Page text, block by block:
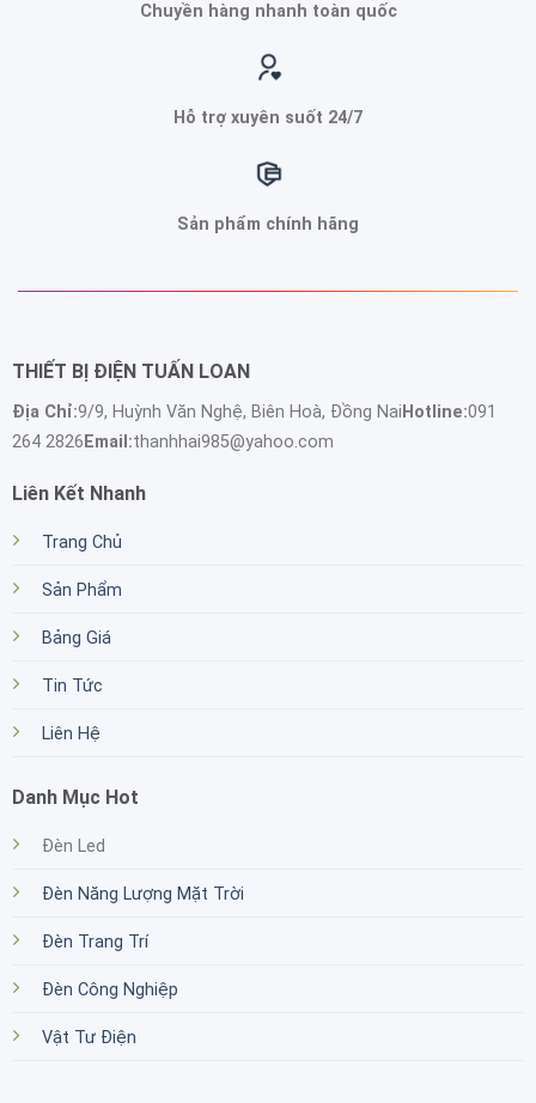
Chuyền hàng nhanh toàn quốc
Hỗ trợ xuyên suốt 24/7
Sản phẩm chính hãng
THIẾT BỊ ĐIỆN TUẤN LOAN
Địa Chỉ:9/9, Huỳnh Văn Nghệ, Biên Hoà, Đồng Nai Hotline:091
264 2826 Email:thanhhai985@yahoo.com
Liên Kết Nhanh
Trang Chủ
Sản Phẩm
Bảng Giá
Tin Tức
Liên Hệ
Danh Mục Hot
Đèn Led
Đèn Năng Lượng Mặt Trời
Đèn Trang Trí
Đèn Công Nghiệp
Vật Tư Điện